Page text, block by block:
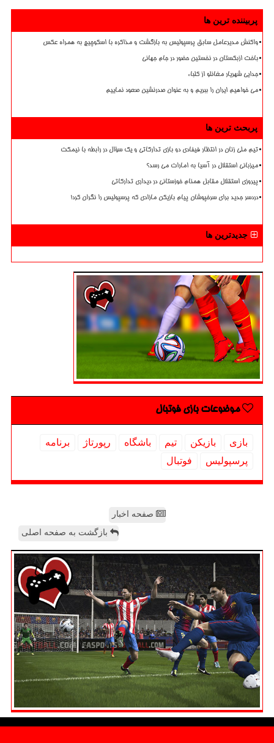
پربیننده ترین ها
واکنش مدیرعامل سابق پرسپولیس به بازگشت و مذاکره با اسکوچیچ به همراه عکس
باخت ازبکستان در نخستین حضور در جام جهانی
جدایی شهریار مغانلو از کلباء
می خواهیم ایران را ببریم و به عنوان صدرنشین صعود نماییم
پربحث ترین ها
تیم ملی زنان در انتظار فیفادی دو بازی تدارکاتی و یک سؤال در رابطه با نیمکت
میزبانی استقلال در آسیا به امارات می رسد؟
پیروزی استقلال مقابل همنام خوزستانی در دیداری تدارکاتی
دردسر جدید برای سرخپوشان پیام بازیکن مازادی که پرسپولیس را نگران کرد!
جدیدترین ها
موضوعات بازی فوتبال
بازی بازیكن تیم باشگاه رپورتاژ
برنامه
پرسپولیس
فوتبال
صفحه اخبار
بازگشت به صفحه اصلی